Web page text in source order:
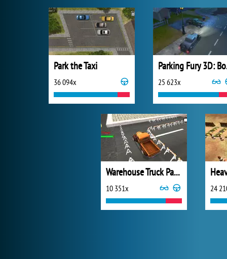
Park the Taxi
36 094x 25 623x
Warehouse Truck Parking
10 351x 24